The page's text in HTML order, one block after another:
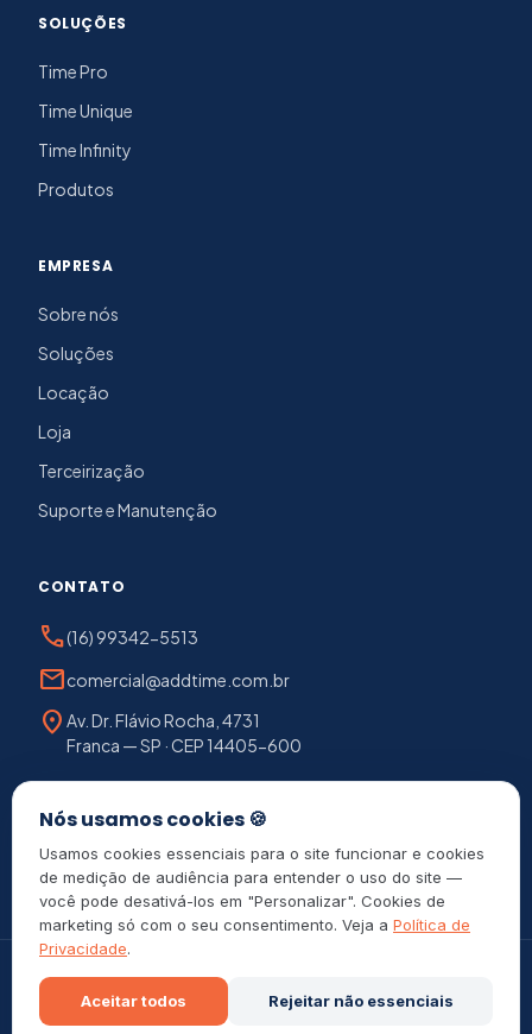
SOLUÇÕES
Time Pro
Time Unique
Time Infinity
Produtos
EMPRESA
Sobre nós
Soluções
Locação
Loja
Terceirização
Suporte e Manutenção
CONTATO
phone(16) 99342-5513
mailcomercial@addtime.com.br
location_on Av. Dr. Flávio Rocha, 4731
Franca — SP · CEP 14405-600
chatFalar com consultor
©2026Add Time — Tecnologia em controle de ponto e
acesso. Em conformidade com a Portaria MTE 671/2021.
Nós usamos cookies 🍪
Usamos cookies essenciais para o site funcionar e cookies
de medição de audiência para entender o uso do site —
você pode desativá-los em "Personalizar". Cookies de
marketing só com o seu consentimento. Veja a Política de
Privacidade.
Aceitar todos Rejeitar não essenciais